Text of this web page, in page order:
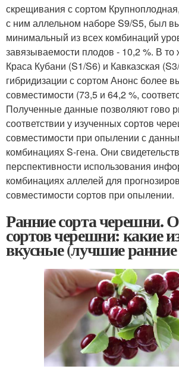
скрещивания с сортом
с ним аллельном наборе S9/S5, был
минимальный из всех комбинаций
завязываемости плодов - 10,2 %. В
Краса Кубани (S1/S6) и Кавказская
гибридизации с сортом Анонс более
совместимости (73,5 и 64,2 %,
Полученные данные позволяют гово
соответствии у изученных сортов
совместимости при опылении с
комбинациях S-гена. Они
перспективности использования
комбинациях аллелей для
совместимости сортов при опылении.
Ранние сорта черешни.
сортов черешни: какие
вкусные (лучшие ранние